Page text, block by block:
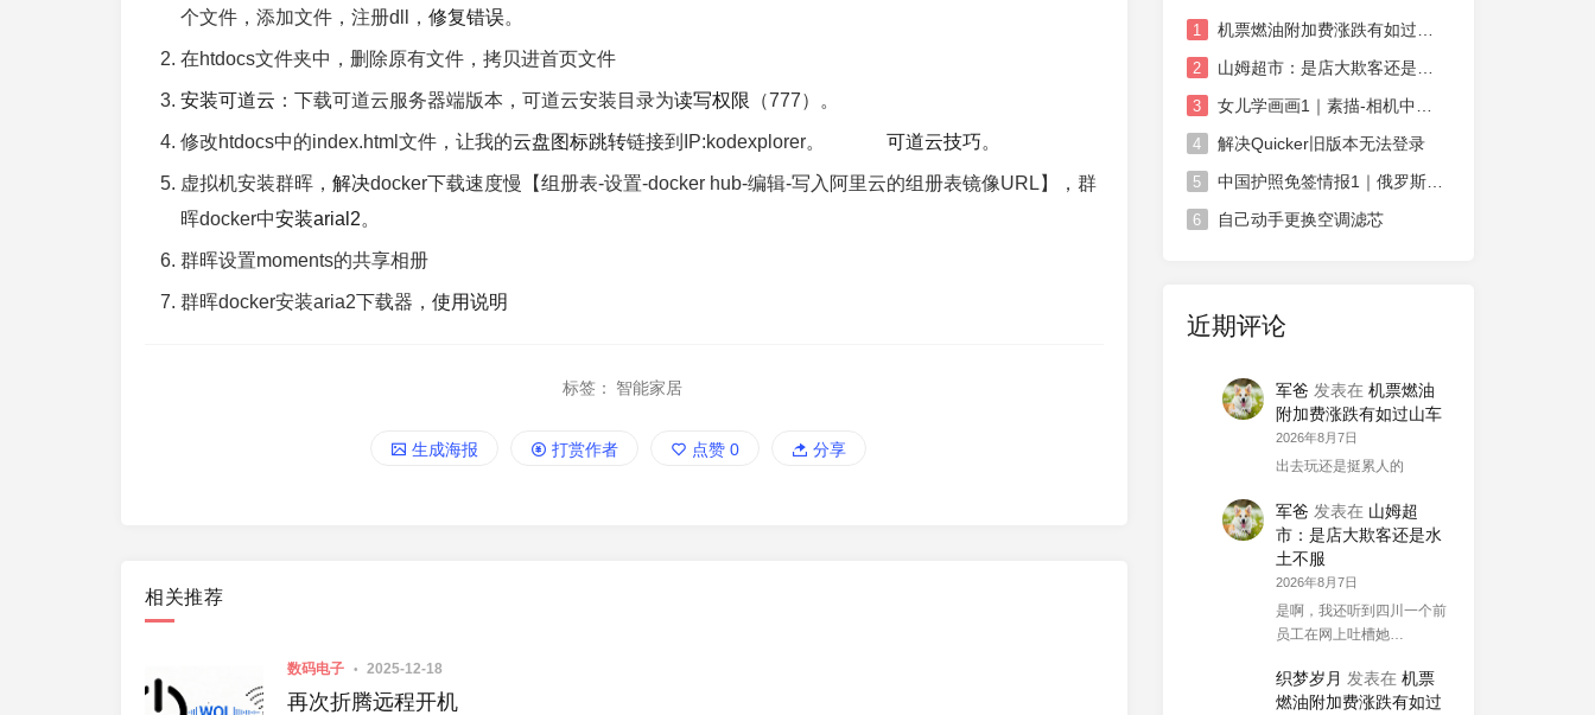
个文件，添加文件，注册dll， 修复错误。
在htdocs文件夹中，删除原有文件，拷贝进首页文件
安装可道云 ：下载可道云服务器端版本，可道云安装目录为读写权限 （777）。
修改htdocs中的index.html文件，让我的云盘图标跳转链接到IP:kodexplorer。 可道云技巧。
虚拟机安装群晖， 解决docker下载速度慢【组册表-设置-docker hub-编辑-写入阿里云的组册表镜像URL】，群
晖docker中安装arial2。
群晖设置moments的共享相册
群晖docker安装aria2下载器， 使用说明
标签： 智能家居
生成海报 打赏作者 点赞 0 分享
相关推荐
数码电子 2025-12-18
再次折腾远程开机
1
2
3
4 解决Quicker旧版本无法登录
5 中国护照免签情报1｜俄罗斯对中国免签政策延长
6 自己动手更换空调滤芯
近期评论
军爸 发表在 机票燃油
附加费涨跌有如过山车
2026年8月7日
出去玩还是挺累人的
军爸 发表在 山姆超
市：是店大欺客还是水
土不服
2026年8月7日
是啊，我还听到四川一个前
员工在网上吐槽她…
织梦岁月 发表在 机票
燃油附加费涨跌有如过